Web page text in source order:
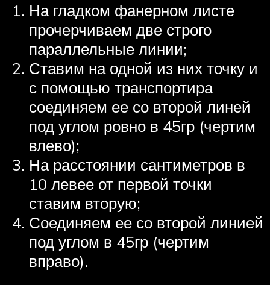
На гладком фанерном листе
прочерчиваем две строго
параллельные линии;
Ставим на одной из них точку и
с помощью транспортира
соединяем ее со второй линей
под углом ровно в 45гр (чертим
влево);
На расстоянии сантиметров в
10 левее от первой точки
ставим вторую;
Соединяем ее со второй линией
под углом в 45гр (чертим
вправо).